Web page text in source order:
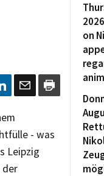
- was
Leipzig
der
on